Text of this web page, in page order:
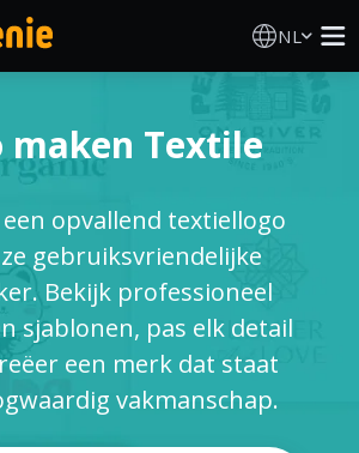
NL
maken Textile
opvallend textiellogo
gebruiksvriendelijke
Bekijk professioneel
sjablonen, pas elk detail
een merk dat staat
vakmanschap.